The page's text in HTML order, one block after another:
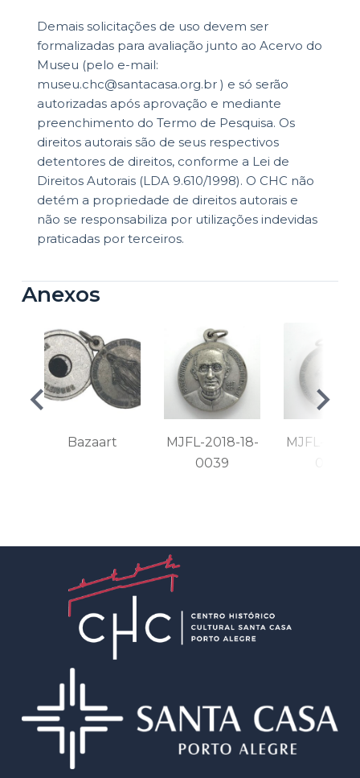
Anexos
Bazaart
MJFL-2018-18-
0039
MJFL-
0039
Demais solicitações de uso devem ser
formalizadas para avaliação junto ao Acervo do
Museu (pelo e-mail:
museu.chc@santacasa.org.br ) e só serão
autorizadas após aprovação e mediante
preenchimento do Termo de Pesquisa. Os
direitos autorais são de seus respectivos
detentores de direitos, conforme a Lei de
Direitos Autorais (LDA 9.610/1998). O CHC não
detém a propriedade de direitos autorais e
não se responsabiliza por utilizações indevidas
praticadas por terceiros.